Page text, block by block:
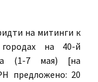
на митинги к
на 40-й
(1-7 мая) [на
предложено: 20